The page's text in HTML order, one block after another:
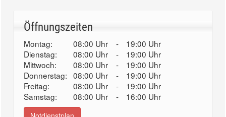
Öffnungszeiten
Montag: 08:00 Uhr -
19:00 Uhr
Dienstag:
08:00 Uhr -
19:00 Uhr
Mittwoch:
08:00 Uhr -
19:00 Uhr
Donnerstag: 08:00 Uhr -
19:00 Uhr
Freitag:
08:00 Uhr -
19:00 Uhr
Samstag:
08:00 Uhr - 16:00 Uhr